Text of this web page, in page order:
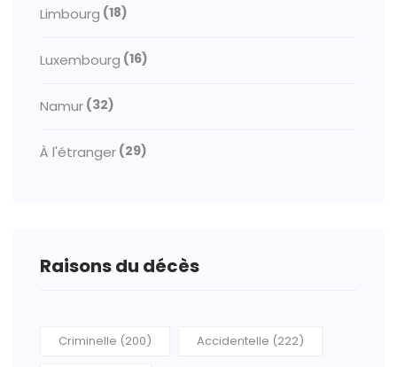
Limbourg (18)
Luxembourg (16)
Namur (32)
À l'étranger (29)
Raisons du décès
Criminelle (200) Accidentelle (222)